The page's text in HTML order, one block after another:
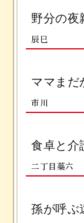
野分の夜
辰巳
ママまだ
市川
食卓と介
二丁目蘂六
孫が呼ぶ